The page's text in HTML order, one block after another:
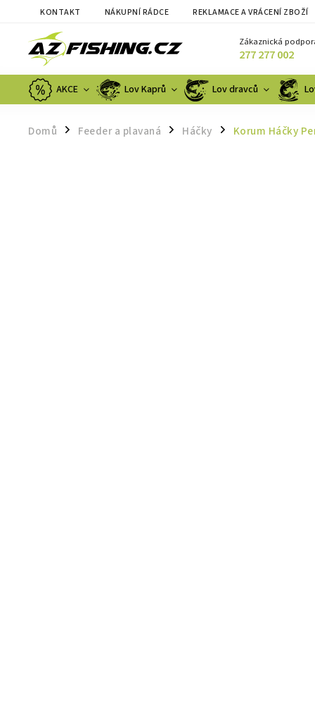
KONTAKT NÁKUPNÍ RÁDCE REKLAMACE A VRÁCENÍ ZBOŽÍ
Zákaznická
277 277 002
AKCE Lov Kaprů Lov dravců
Domů / Feeder a plavaná / Háčky / Korum Háčky